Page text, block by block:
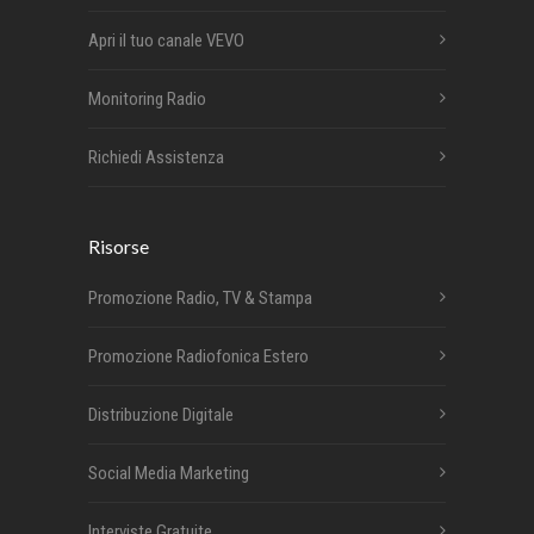
Apri il tuo canale VEVO
Monitoring Radio
Richiedi Assistenza
Risorse
Promozione Radio, TV & Stampa
Promozione Radiofonica Estero
Distribuzione Digitale
Social Media Marketing